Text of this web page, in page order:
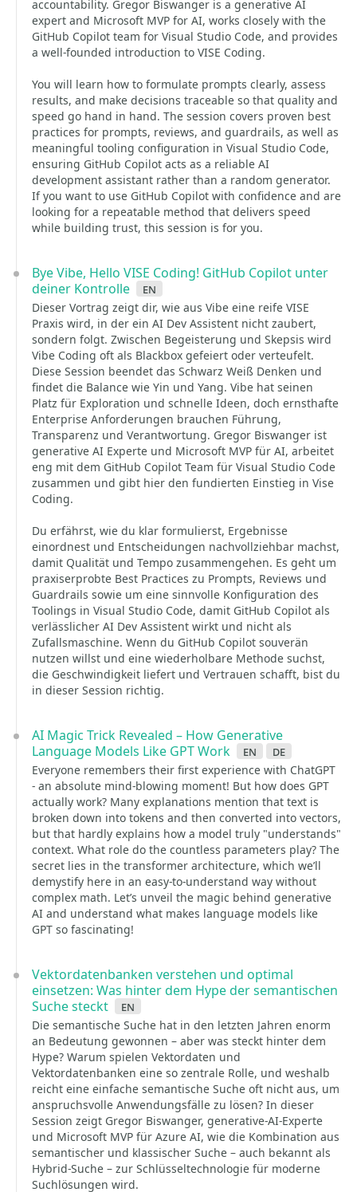
accountability. Gregor Biswanger is a generative AI
expert and Microsoft MVP for AI, works closely with the
GitHub Copilot team for Visual Studio Code, and provides
a well-founded introduction to VISE Coding.
You will learn how to formulate prompts clearly, assess
results, and make decisions traceable so that quality and
speed go hand in hand. The session covers proven best
practices for prompts, reviews, and guardrails, as well as
meaningful tooling configuration in Visual Studio Code,
ensuring GitHub Copilot acts as a reliable AI
development assistant rather than a random generator.
If you want to use GitHub Copilot with confidence and are
looking for a repeatable method that delivers speed
while building trust, this session is for you.
Bye Vibe, Hello VISE Coding! GitHub Copilot unter
deiner Kontrolle
en
Dieser Vortrag zeigt dir, wie aus Vibe eine reife VISE
Praxis wird, in der ein AI Dev Assistent nicht zaubert,
sondern folgt. Zwischen Begeisterung und Skepsis wird
Vibe Coding oft als Blackbox gefeiert oder verteufelt.
Diese Session beendet das Schwarz Weiß Denken und
findet die Balance wie Yin und Yang. Vibe hat seinen
Platz für Exploration und schnelle Ideen, doch ernsthafte
Enterprise Anforderungen brauchen Führung,
Transparenz und Verantwortung. Gregor Biswanger ist
generative AI Experte und Microsoft MVP für AI, arbeitet
eng mit dem GitHub Copilot Team für Visual Studio Code
zusammen und gibt hier den fundierten Einstieg in Vise
Coding.
Du erfährst, wie du klar formulierst, Ergebnisse
einordnest und Entscheidungen nachvollziehbar machst,
damit Qualität und Tempo zusammengehen. Es geht um
praxiserprobte Best Practices zu Prompts, Reviews und
Guardrails sowie um eine sinnvolle Konfiguration des
Toolings in Visual Studio Code, damit GitHub Copilot als
verlässlicher AI Dev Assistent wirkt und nicht als
Zufallsmaschine. Wenn du GitHub Copilot souverän
nutzen willst und eine wiederholbare Methode suchst,
die Geschwindigkeit liefert und Vertrauen schafft, bist du
in dieser Session richtig.
AI Magic Trick Revealed – How Generative
Language Models Like GPT Work
en de
Everyone remembers their first experience with ChatGPT
- an absolute mind-blowing moment! But how does GPT
actually work? Many explanations mention that text is
broken down into tokens and then converted into vectors,
but that hardly explains how a model truly "understands"
context. What role do the countless parameters play? The
secret lies in the transformer architecture, which we’ll
demystify here in an easy-to-understand way without
complex math. Let’s unveil the magic behind generative
AI and understand what makes language models like
GPT so fascinating!
Vektordatenbanken verstehen und optimal
einsetzen: Was hinter dem Hype der semantischen
Suche steckt
en
Die semantische Suche hat in den letzten Jahren enorm
an Bedeutung gewonnen – aber was steckt hinter dem
Hype? Warum spielen Vektordaten und
Vektordatenbanken eine so zentrale Rolle, und weshalb
reicht eine einfache semantische Suche oft nicht aus, um
anspruchsvolle Anwendungsfälle zu lösen? In dieser
Session zeigt Gregor Biswanger, generative-AI-Experte
und Microsoft MVP für Azure AI, wie die Kombination aus
semantischer und klassischer Suche – auch bekannt als
Hybrid-Suche – zur Schlüsseltechnologie für moderne
Suchlösungen wird.